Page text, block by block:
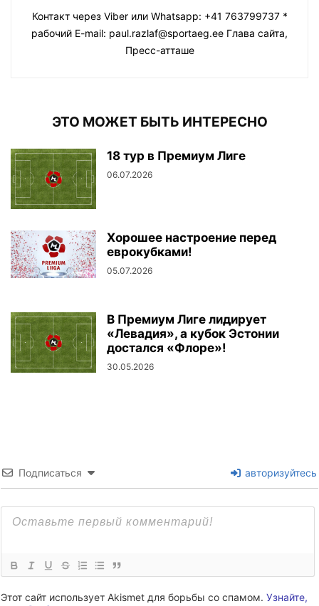
Контакт через Viber или Whatsapp: +41 763799737 *
рабочий E-mail: paul.razlaf@sportaeg.ee Глава сайта,
Пресс-атташе
ЭТО МОЖЕТ БЫТЬ ИНТЕРЕСНО
18 тур в Премиум Лиге
06.07.2026
Хорошее настроение перед
еврокубками!
05.07.2026
В Премиум Лиге лидирует
«Левадия», а кубок Эстонии
достался «Флоре»!
30.05.2026
Подписаться авторизуйтесь
Этот сайт использует Akismet для борьбы со спамом. Узнайте,